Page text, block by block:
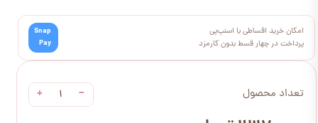
تعداد محصول −
+
امکان خرید اقساطی با اسنپ‌پی
پرداخت در چهار قسط بدون کارمزد
Snap
Pay